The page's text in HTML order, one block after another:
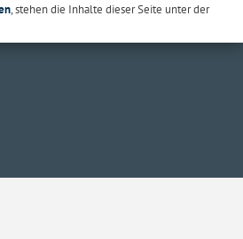
, stehen die Inhalte dieser Seite unter der